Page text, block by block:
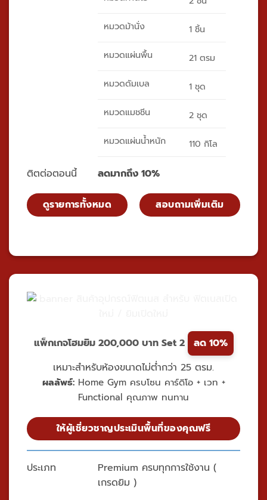
หมวดม้านั่ง
1 ชิ้น
หมวดแผ่นพื้น
21 ตรม
หมวดดัมเบล
1 ชุด
หมวดแมชชีน
2 ชุด
หมวดแผ่นน้ำหนัก
110 กิโล
ติตต่อตอนนี้ ลดมากถึง 10%
ดูรายการทั้งหมด สอบถามเพิ่มเติม
แพ็กเกจโฮมยิม 200,000 บาท Set 2
ลด 10%
เหมาะสำหรับห้องขนาดไม่ต่ำกว่า 25 ตรม.
ผลลัพธ์: Home Gym ครบโซน คาร์ดิโอ + เวท +
Functional คุณภาพ ทนทาน
ให้ผู้เชี่ยวชาญประเมินพื้นที่ของคุณฟรี
ประเภท
Premium ครบทุกการใช้งาน (
เกรดยิม )